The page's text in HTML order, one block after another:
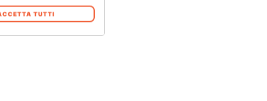
TUTTI